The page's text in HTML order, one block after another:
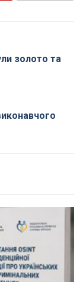
золото та